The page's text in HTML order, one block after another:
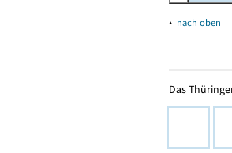
▴ nach oben
Das